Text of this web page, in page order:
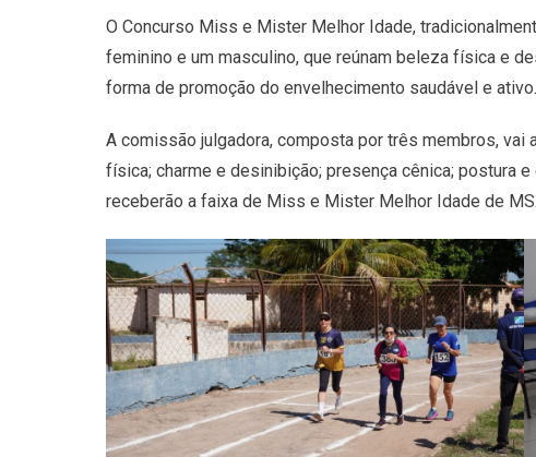
O Concurso Miss e Mister Melhor Idade,
feminino e um masculino, que reúnam beleza física e
forma de promoção do envelhecimento saudável e ativo.
A comissão julgadora, composta por três membros,
física; charme e desinibição; presença cênica; postura
receberão a faixa de Miss e Mister Melhor Idade de MS.